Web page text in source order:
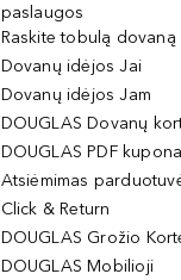
paslaugos
Raskite tobulą dovaną
Dovanų idėjos Jai
Dovanų idėjos Jam
DOUGLAS Dovanų
DOUGLAS PDF
Atsiėmimas
Click & Return
DOUGLAS Grožio
DOUGLAS Mobilioji